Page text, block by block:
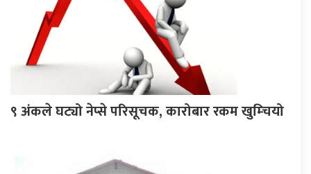
९ अंकले घट्यो नेप्से परिसूचक, कारोबार रकम खुम्चियो